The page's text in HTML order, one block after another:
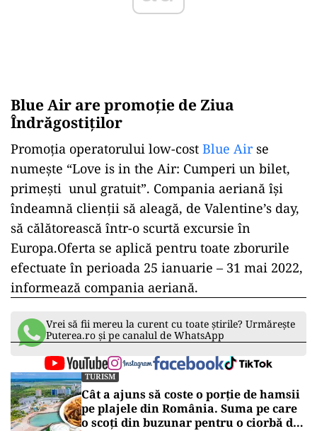
Blue Air are promoție de Ziua
Îndrăgostiților
Promoția operatorului low-cost Blue Airse
numește “Love is in the Air: Cumperi un bilet,
primești unul gratuit”. Compania aeriană își
îndeamnă clienții să aleagă, de Valentine’s day,
să călătorească într-o scurtă excursie în
Europa.Oferta se aplică pentru toate zborurile
efectuate în perioada 25 ianuarie – 31 mai 2022,
informează compania aeriană.
Vrei să fii mereu la curent cu toate știrile? Urmărește
Puterea.ro și pe canalul de WhatsApp
TURISM
Cât a ajuns să coste o porție de hamsii
pe plajele din România. Suma pe care
o scoți din buzunar pentru o ciorbă de